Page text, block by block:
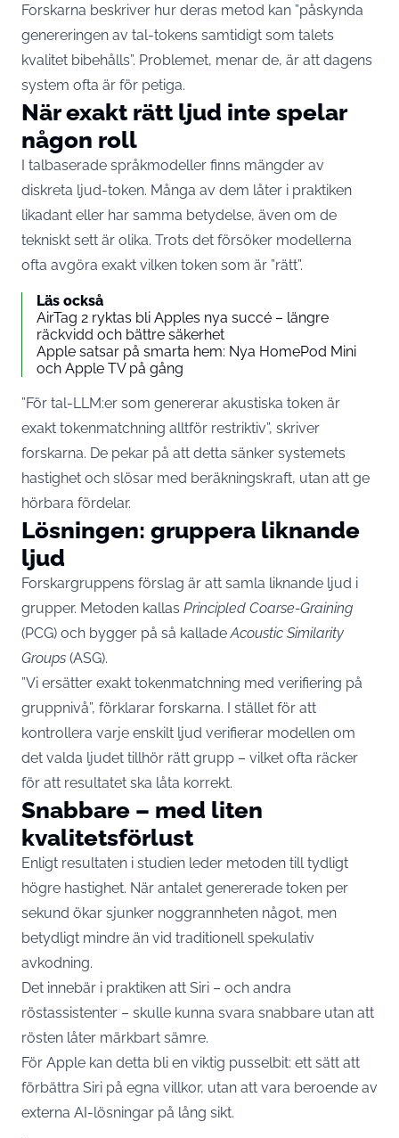
Forskarna beskriver hur deras metod kan ”påskynda
genereringen av tal-tokens samtidigt som talets
kvalitet bibehålls”. Problemet, menar de, är att dagens
system ofta är för petiga.
När exakt rätt ljud inte spelar
någon roll
I talbaserade språkmodeller finns mängder av
diskreta ljud-token. Många av dem låter i praktiken
likadant eller har samma betydelse, även om de
tekniskt sett är olika. Trots det försöker modellerna
ofta avgöra exakt vilken token som är ”rätt”.
Läs också
AirTag 2 ryktas bli Apples nya succé – längre
räckvidd och bättre säkerhet
Apple satsar på smarta hem: Nya HomePod Mini
och Apple TV på gång
”För tal-LLM:er som genererar akustiska token är
exakt tokenmatchning alltför restriktiv”, skriver
forskarna. De pekar på att detta sänker systemets
hastighet och slösar med beräkningskraft, utan att ge
hörbara fördelar.
Lösningen: gruppera liknande
ljud
Forskargruppens förslag är att samla liknande ljud i
grupper. Metoden kallas Principled Coarse-Graining
(PCG) och bygger på så kalladeAcoustic Similarity
Groups (ASG).
”Vi ersätter exakt tokenmatchning med verifiering på
gruppnivå”, förklarar forskarna. I stället för att
kontrollera varje enskilt ljud verifierar modellen om
det valda ljudet tillhör rätt grupp – vilket ofta räcker
för att resultatet ska låta korrekt.
Snabbare – med liten
kvalitetsförlust
Enligt resultaten i studien leder metoden till tydligt
högre hastighet. När antalet genererade token per
sekund ökar sjunker noggrannheten något, men
betydligt mindre än vid traditionell spekulativ
avkodning.
Det innebär i praktiken att Siri – och andra
röstassistenter – skulle kunna svara snabbare utan att
rösten låter märkbart sämre.
För Apple kan detta bli en viktig pusselbit: ett sätt att
förbättra Siri på egna villkor, utan att vara beroende av
externa AI-lösningar på lång sikt.